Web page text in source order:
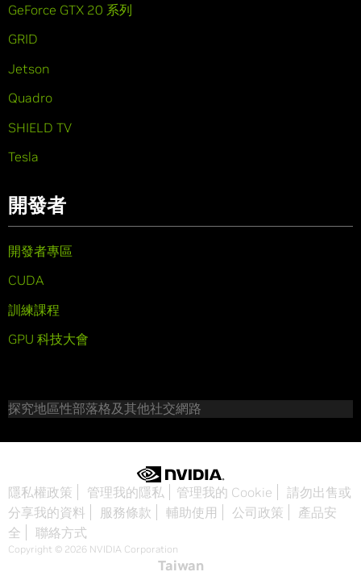
GeForce GTX 20 系列
GRID
Jetson
Quadro
SHIELD TV
Tesla
開發者
開發者專區
CUDA
訓練課程
GPU 科技大會
探究地區性部落格及其他社交網路
隱私權政策 管理我的隱私 管理我的 Cookie
請勿出售或
分享我的資料
服務條款 輔助使用 公司政策
產品安
全
聯絡方式
Copyright © 2026 NVIDIA Corporation
Taiwan